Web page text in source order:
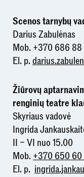
Scenostarnybų
Darius Zabulėnas
Mob. +370 686
El. p.
Žiūrovų
renginių teatre
Skyriaus vadovė
Ingrida
II – VI nuo 15.00
Mob.+370 650
El. p.